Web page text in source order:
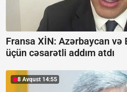
Fransa XİN: Azərbaycan və
üçün cəsarətli addım atdı
8 Avqust 14:55